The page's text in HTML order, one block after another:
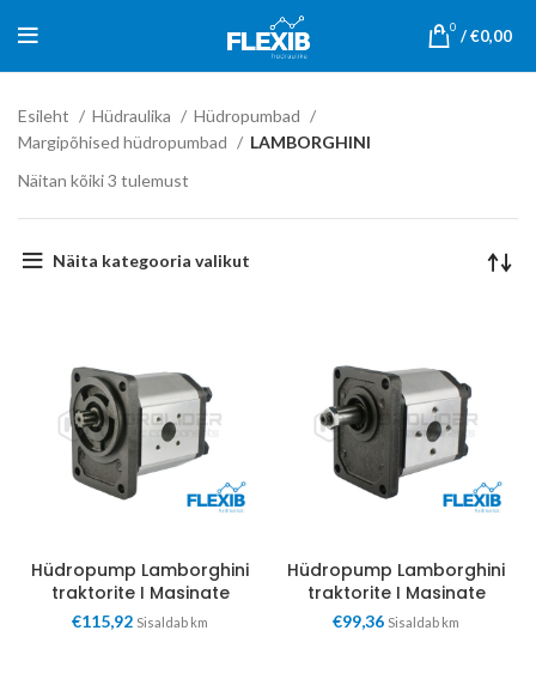
0 /€0,00
Esileht Hüdraulika
Hüdropumbad
Margipõhised hüdropumbad
LAMBORGHINI
Näitan kõiki 3 tulemust
Näita kategooria valikut
Hüdropump Lamborghini
traktorite I Masinate
€115,92 Sisaldab km
Hüdropump Lamborghini
traktorite I Masinate
€99,36 Sisaldab km